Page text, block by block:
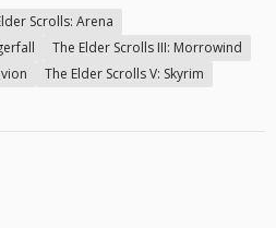
Scrolls: Arena
The Elder Scrolls III: Morrowind
The Elder Scrolls V: Skyrim